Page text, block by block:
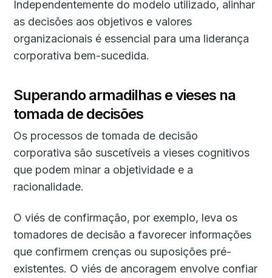
Independentemente do modelo utilizado, alinhar
as decisões aos objetivos e valores
organizacionais é essencial para uma liderança
corporativa bem-sucedida.
Superando armadilhas e vieses na
tomada de decisões
Os processos de tomada de decisão
corporativa são suscetíveis a vieses cognitivos
que podem minar a objetividade e a
racionalidade.
O viés de confirmação, por exemplo, leva os
tomadores de decisão a favorecer informações
que confirmem crenças ou suposições pré-
existentes. O viés de ancoragem envolve confiar